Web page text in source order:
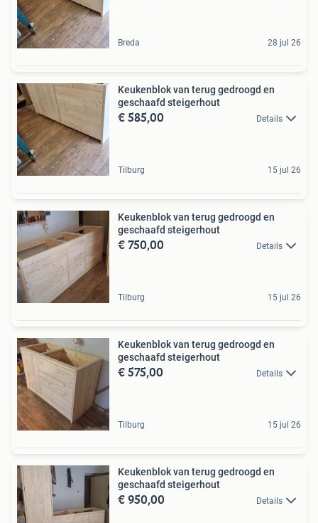
Breda 28 jul 26
Keukenblok van terug gedroogd en
geschaafd steigerhout
€ 585,00 Details
Tilburg 15 jul 26
Keukenblok van terug gedroogd en
geschaafd steigerhout
€ 750,00 Details
Tilburg 15 jul 26
Keukenblok van terug gedroogd en
geschaafd steigerhout
€ 575,00 Details
Tilburg 15 jul 26
Keukenblok van terug gedroogd en
geschaafd steigerhout
€ 950,00 Details